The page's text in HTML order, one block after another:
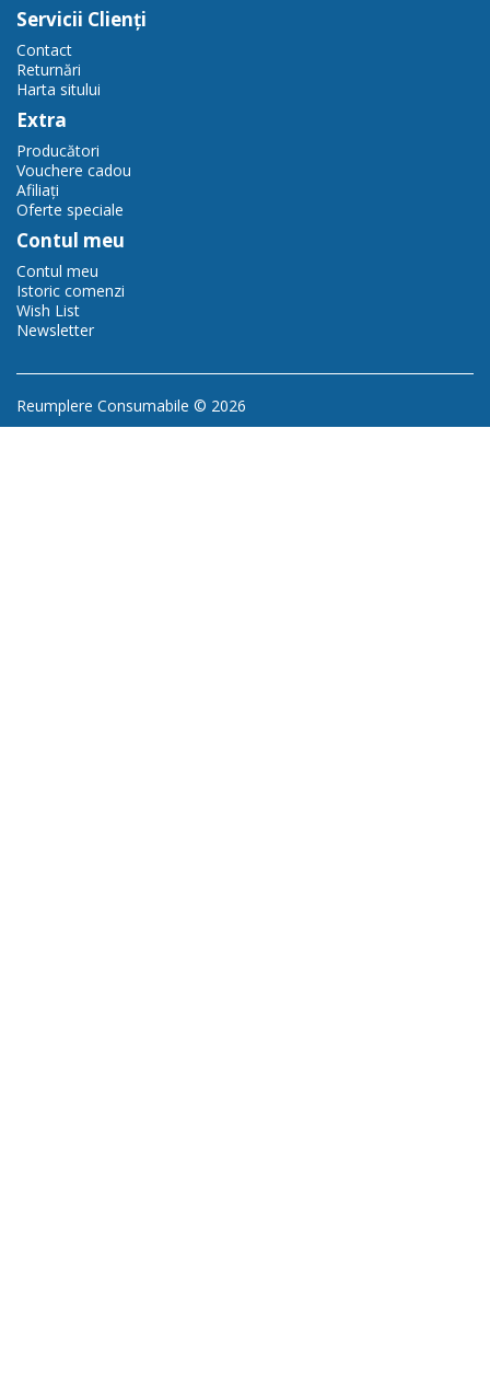
Servicii Clienţi
Contact
Returnări
Harta sitului
Extra
Producători
Vouchere cadou
Afiliaţi
Oferte speciale
Contul meu
Contul meu
Istoric comenzi
Wish List
Newsletter
Reumplere Consumabile © 2026